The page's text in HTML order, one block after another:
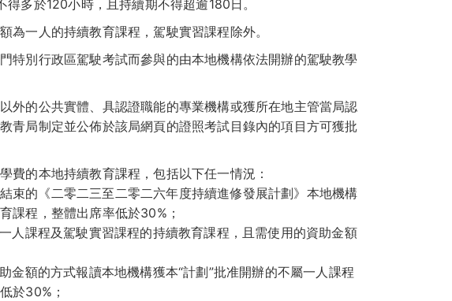
多於120小時，且持續期不得超逾180日。
為一人的持續教育課程，駕駛實習課程除外。
特別行政區駕駛考試而參與的由本地機構依法開辦的駕駛教學
外的公共實體、具認證職能的專業機構或獲所在地主管當局認
青局制定並公佈於該局網頁的證照考試目錄內的項目方可獲批
費的本地持續教育課程，包括以下任一情況：
束的《二零二三至二零二六年度持續進修發展計劃》本地機構
課程，整體出席率低於30%；
人課程及駕駛實習課程的持續教育課程，且需使用的資助金額
金額的方式報讀本地機構獲本“計劃”批准開辦的不屬一人課程
於30%；